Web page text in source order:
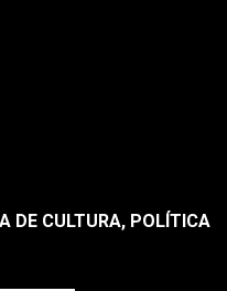
DE CULTURA, POLÍTICA